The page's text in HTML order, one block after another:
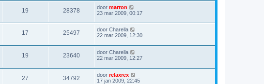
19 28378 door marron
23 mar 2009, 00:17
17 25497 door Charella
22 mar 2009, 12:30
19 23640 door Charella
22 mar 2009, 12:27
27 34792 door relaxrex
17 jan 2009, 22:45